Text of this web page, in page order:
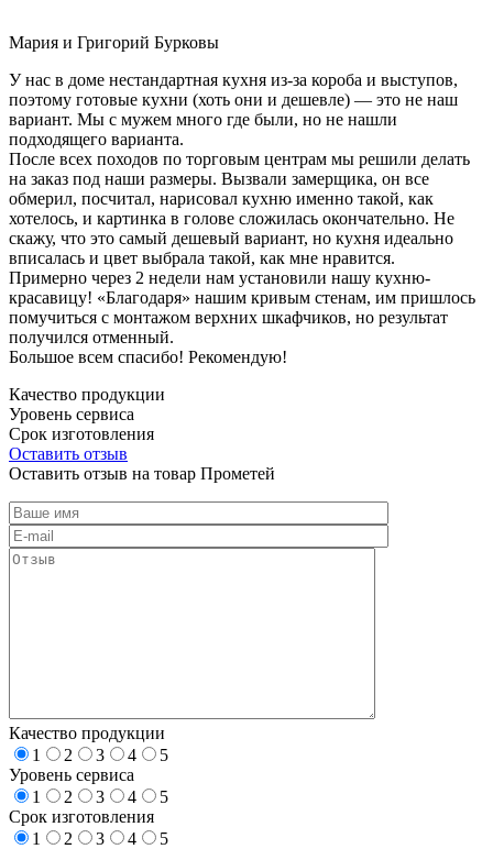
Мария и Григорий Бурковы
У нас в доме нестандартная кухня из-за короба и выступов,
поэтому готовые кухни (хоть они и дешевле) — это не наш
вариант. Мы с мужем много где были, но не нашли
подходящего варианта.
После всех походов по торговым центрам мы решили делать
на заказ под наши размеры. Вызвали замерщика, он все
обмерил, посчитал, нарисовал кухню именно такой, как
хотелось, и картинка в голове сложилась окончательно. Не
скажу, что это самый дешевый вариант, но кухня идеально
вписалась и цвет выбрала такой, как мне нравится.
Примерно через 2 недели нам установили нашу кухню-
красавицу! «Благодаря» нашим кривым стенам, им пришлось
помучиться с монтажом верхних шкафчиков, но результат
получился отменный.
Большое всем спасибо! Рекомендую!
Качество продукции
Уровень сервиса
Срок изготовления
Оставить отзыв
Оставить отзыв на товар Прометей
Качество продукции
1
2 3 4
5
Уровень сервиса
1
2 3 4
5
Срок изготовления
1
2 3 4
5